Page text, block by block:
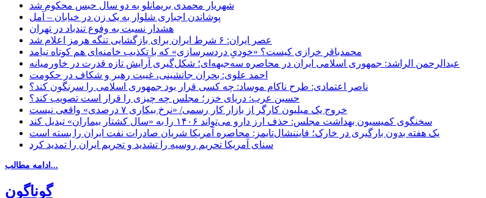
شهریار محمدی بریمانلو به دو سال حبس محکوم شد
پوشاندن اجباری شلوار به یک زن در خیابان – آمل
هشدار نسبت به وفوع تندباد در تهران
عصر ایران: ۶ شرط ایران برای بازگشایی تنگه هرمز اعلام شد
محمدباقر خرازی کیست؟ «خودیِ دردسرسازی» که با تکذیب خامنه‌ای هم کوتاه نیامد
عبدالرحمن الراشد: جمهوری اسلامی ایران در محاصره سه‌جبهه‌ای؛ شکل‌گیری آرایش تازه قدرت در خاورمیانه
احمد علوی: بحران جانشینی، غیبت رهبر و شکاف در حکومت
ناصر اعتمادی: طرح ناکام موساد: چه کسی قرار بود جمهوری اسلامی را سرنگون کند؟
حسین عرب: دریای خزر؛ مجلس چه چیزی را قرار است تصویب کند؟
خروج یک میلیون کارگر از بازار کار رسمی/ «نرخ بیکاری ۷ درصدی» واقعی نیست
سخنگوی کمیسیون بهداشت مجلس: حذف ارز دارو می‌تواند ۱۴۰۶ را به «سال کشتار بیماران» تبدیل کند
یک هفته بدون بارگیری در خارک؛ فایننشال‌تایمز: محاصره آمریکا شریان صادرات نفت ایران را بسته است
سنای آمریکا تحریم روسیه را تشدید و تحریم ایران را تمدید کرد
ادامه مطالب...
گوناگون